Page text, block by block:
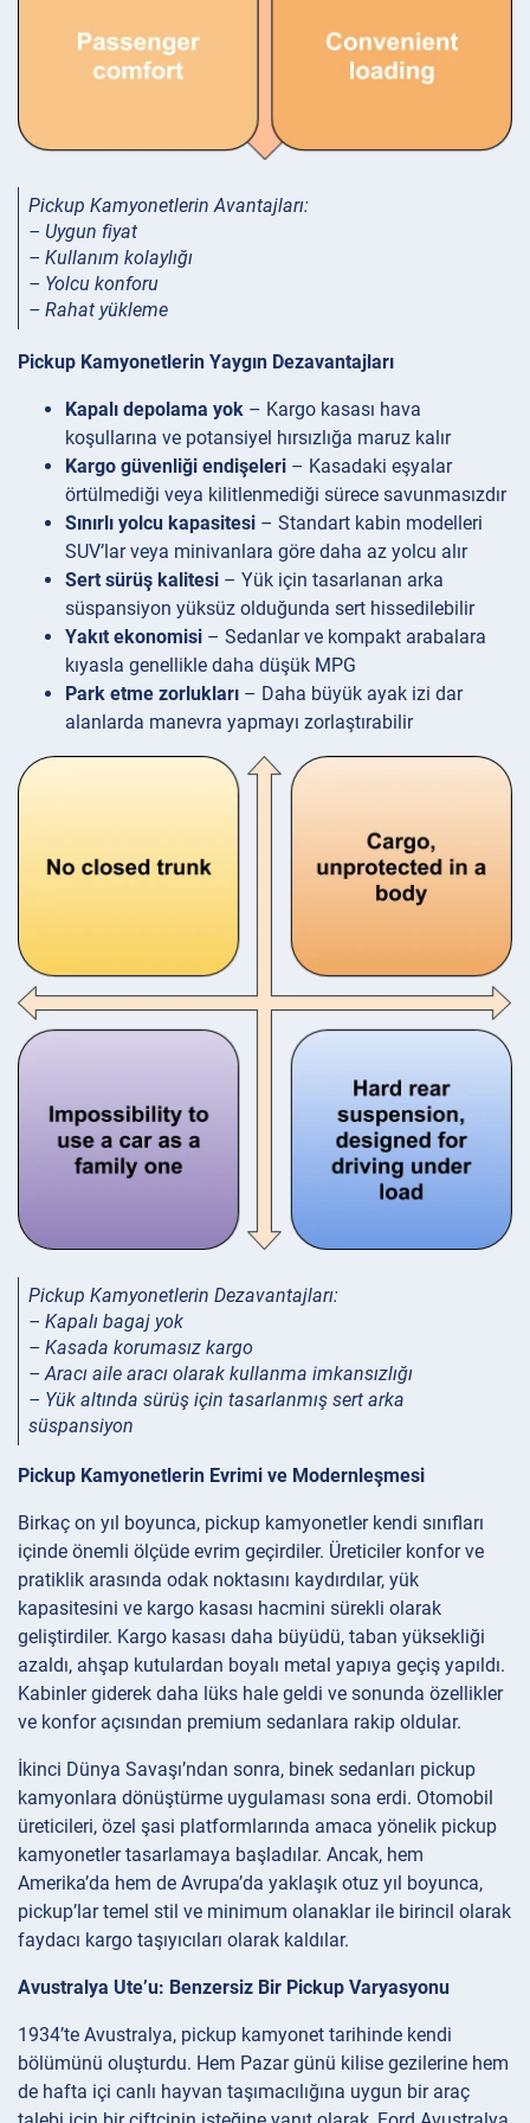
Pickup Kamyonetlerin Avantajları:
– Uygun fiyat
– Kullanım kolaylığı
– Yolcu konforu
– Rahat yükleme
Pickup Kamyonetlerin Yaygın Dezavantajları
Kapalı depolama yok – Kargo kasası hava
koşullarına ve potansiyel hırsızlığa maruz kalır
Kargo güvenliği endişeleri – Kasadaki eşyalar
örtülmediği veya kilitlenmediği sürece savunmasızdır
Sınırlı yolcu kapasitesi – Standart kabin modelleri
SUV’lar veya minivanlara göre daha az yolcu alır
Sert sürüş kalitesi – Yük için tasarlanan arka
süspansiyon yüksüz olduğunda sert hissedilebilir
Yakıt ekonomisi – Sedanlar ve kompakt arabalara
kıyasla genellikle daha düşük MPG
Park etme zorlukları – Daha büyük ayak izi dar
alanlarda manevra yapmayı zorlaştırabilir
Pickup Kamyonetlerin Dezavantajları:
– Kapalı bagaj yok
– Kasada korumasız kargo
– Aracı aile aracı olarak kullanma imkansızlığı
– Yük altında sürüş için tasarlanmış sert arka
süspansiyon
Pickup Kamyonetlerin Evrimi ve Modernleşmesi
Birkaç on yıl boyunca, pickup kamyonetler kendi sınıfları
içinde önemli ölçüde evrim geçirdiler. Üreticiler konfor ve
pratiklik arasında odak noktasını kaydırdılar, yük
kapasitesini ve kargo kasası hacmini sürekli olarak
geliştirdiler. Kargo kasası daha büyüdü, taban yüksekliği
azaldı, ahşap kutulardan boyalı metal yapıya geçiş yapıldı.
Kabinler giderek daha lüks hale geldi ve sonunda özellikler
ve konfor açısından premium sedanlara rakip oldular.
İkinci Dünya Savaşı’ndan sonra, binek sedanları pickup
kamyonlara dönüştürme uygulaması sona erdi. Otomobil
üreticileri, özel şasi platformlarında amaca yönelik pickup
kamyonetler tasarlamaya başladılar. Ancak, hem
Amerika’da hem de Avrupa’da yaklaşık otuz yıl boyunca,
pickup’lar temel stil ve minimum olanaklar ile birincil olarak
faydacı kargo taşıyıcıları olarak kaldılar.
Avustralya Ute’u: Benzersiz Bir Pickup Varyasyonu
1934’te Avustralya, pickup kamyonet tarihinde kendi
bölümünü oluşturdu. Hem Pazar günü kilise gezilerine hem
de hafta içi canlı hayvan taşımacılığına uygun bir araç